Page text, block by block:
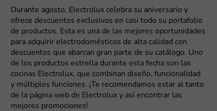
Durante agosto, Electrolux celebra su aniversario y
ofrece descuentos exclusivos en casi todo su portafolio
de productos. Esta es una de las mejores oportunidades
para adquirir electrodomésticos de alta calidad con
descuentos que abarcan gran parte de su catálogo. Uno
de los productos estrella durante esta fecha son las
cocinas Electrolux, que combinan diseño, funcionalidad
y múltiples funciones. ¡Te recomendamos estar al tanto
de la página web de Electrolux y así encontrar las
mejores promociones!